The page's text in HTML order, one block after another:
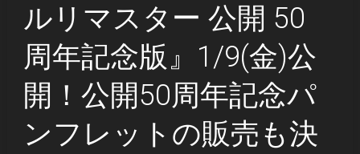
ルリマスター 公開 50
周年記念版』1/9(金)公
開！公開50周年記念パ
ンフレットの販売も決